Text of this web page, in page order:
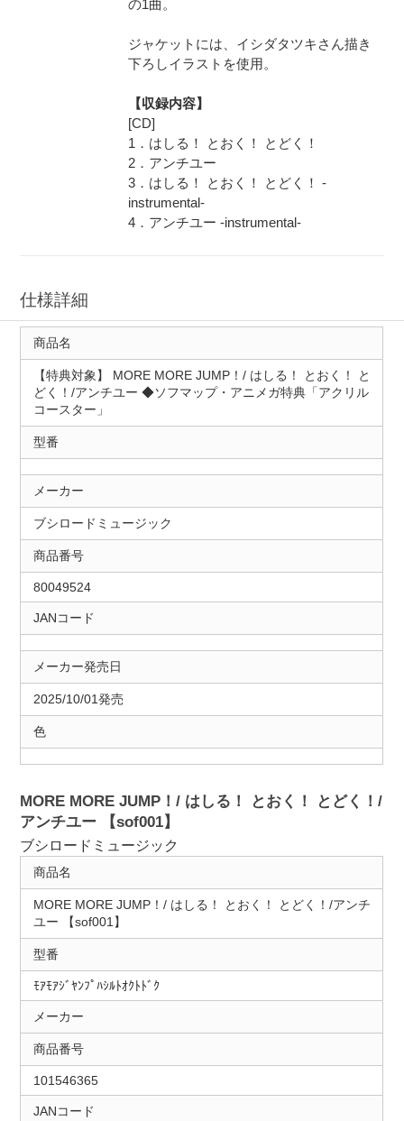
の1曲。
ジャケットには、イシダタツキさん描き
下ろしイラストを使用。
【収録内容】
[CD]
1．はしる！ とおく！ とどく！
2．アンチユー
3．はしる！ とおく！ とどく！ -
instrumental-
4．アンチユー -instrumental-
仕様詳細
商品名
【特典対象】 MORE MORE JUMP！/ はしる！ とおく！ と
どく！/アンチユー ◆ソフマップ・アニメガ特典「アクリル
コースター」
型番
メーカー
ブシロードミュージック
商品番号
80049524
JANコード
メーカー発売日
2025/10/01発売
色
MORE MORE JUMP！/ はしる！ とおく！ とどく！/
アンチユー 【sof001】
ブシロードミュージック
商品名
MORE MORE JUMP！/ はしる！ とおく！ とどく！/アンチ
ユー 【sof001】
型番
ﾓｱﾓｱｼﾞﾔﾝﾌﾟﾊｼﾙﾄｵｸﾄﾄﾞｸ
メーカー
商品番号
101546365
JANコード